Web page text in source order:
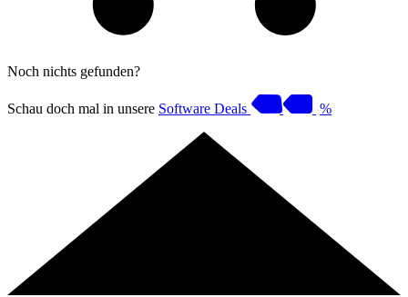
Noch nichts gefunden?
Schau doch mal in unsere Software Deals %